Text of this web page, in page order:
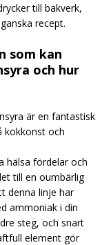
till bakverk,
recept.
som kan
och hur
är en fantastisk
kokkonst och
hälsa fördelar och
till en oumbärlig
denna linje har
ammoniak i din
steg, och snart
element gör